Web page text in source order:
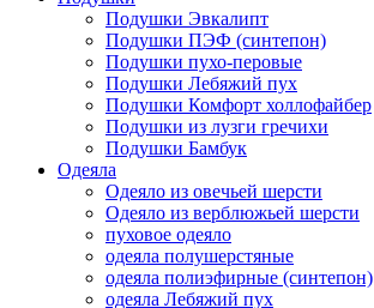
Подушки Эвкалипт
Подушки ПЭФ (синтепон)
Подушки пухо-перовые
Подушки Лебяжий пух
Подушки Комфорт холлофайбер
Подушки из лузги гречихи
Подушки Бамбук
Одеяла
Одеяло из овечьей шерсти
Одеяло из верблюжьей шерсти
пуховое одеяло
одеяла полушерстяные
одеяла полиэфирные (синтепон)
одеяла Лебяжий пух